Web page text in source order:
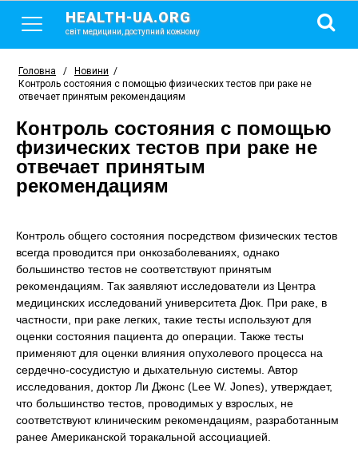
HEALTH-UA.ORG
світ медицини, доступний кожному
Головна / Новини /
Контроль состояния с помощью физических тестов при раке не
отвечает принятым рекомендациям
Контроль состояния с помощью
физических тестов при раке не
отвечает принятым
рекомендациям
Контроль общего состояния посредством физических тестов
всегда проводится при онкозаболеваниях, однако
большинство тестов не соответствуют принятым
рекомендациям. Так заявляют исследователи из Центра
медицинских исследований университета Дюк. При раке, в
частности, при раке легких, такие тесты используют для
оценки состояния пациента до операции. Также тесты
применяют для оценки влияния опухолевого процесса на
сердечно-сосудистую и дыхательную системы. Автор
исследования, доктор Ли Джонс (Lee W. Jones), утверждает,
что большинство тестов, проводимых у взрослых, не
соответствуют клиническим рекомендациям, разработанным
ранее Американской торакальной ассоциацией.